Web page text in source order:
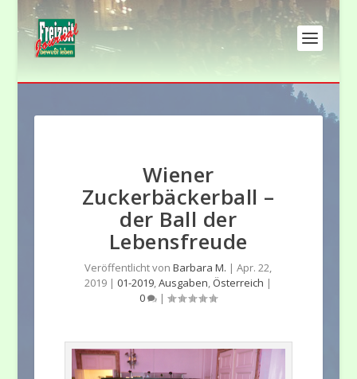
Wiener
Zuckerbäckerball –
der Ball der
Lebensfreude
Veröffentlicht vonBarbara M. |Apr. 22,
2019 |01-2019,Ausgaben, Österreich |
0
|